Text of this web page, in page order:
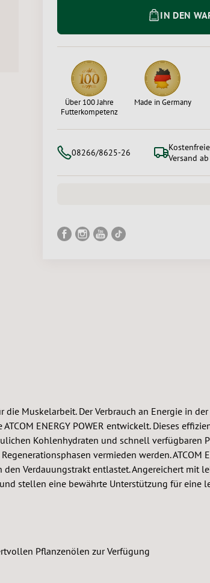
IN DEN
Über 100 Jahre
Futterkompetenz
Made in Germany
08266/8625-26
Versand
Muskelarbeit. Der Verbrauch an Energie in
ENERGY POWER entwickelt. Dieses
Kohlenhydraten und schnell verfügbaren
vermieden werden. ATCOM
Verdauungstrakt entlastet. Angereichert mit
stellen eine bewährte Unterstützung für eine
Pflanzenölen zur Verfügung